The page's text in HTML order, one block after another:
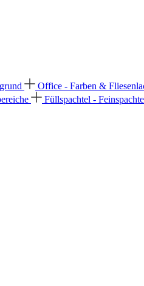
Office - Farben &
Füllspachtel -